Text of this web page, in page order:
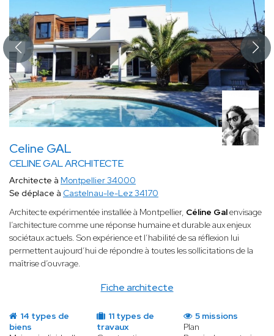
Celine GAL
CELINE GAL ARCHITECTE
Fiche architecte
Architecte à Montpellier 34000
Se déplace à Castelnau-le-Lez 34170
Architecte expérimentée installée à Montpellier, Céline Galenvisage
l’architecture comme une réponse humaine et durable aux enjeux
sociétaux actuels. Son expérience et l’habilité de sa réflexion lui
permettent aujourd’hui de répondre à toutes les sollicitations de la
maîtrise d’ouvrage.
14 types de
biens
11 types de
travaux
5 missions
Plan